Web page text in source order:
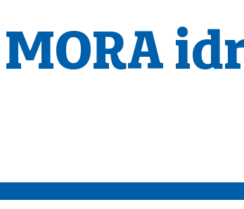
MORA